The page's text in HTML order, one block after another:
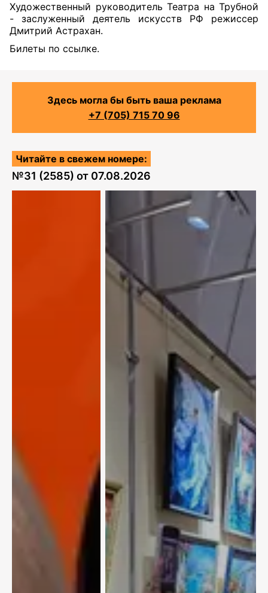
Художественный руководитель Театра на Трубной
- заслуженный деятель искусств РФ режиссер
Дмитрий Астрахан.
Билеты по ссылке.
Здесь могла бы быть ваша реклама
+7 (705) 715 70 96
Читайте в свежем номере:
№31 (2585) от 07.08.2026